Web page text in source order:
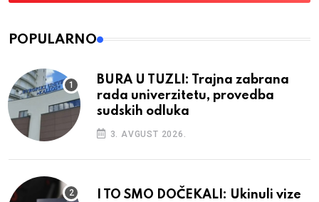
POPULARNO
BURA U TUZLI: Trajna zabrana
rada univerzitetu, provedba
sudskih odluka
3. AVGUST 2026.
I TO SMO DOČEKALI: Ukinuli vize